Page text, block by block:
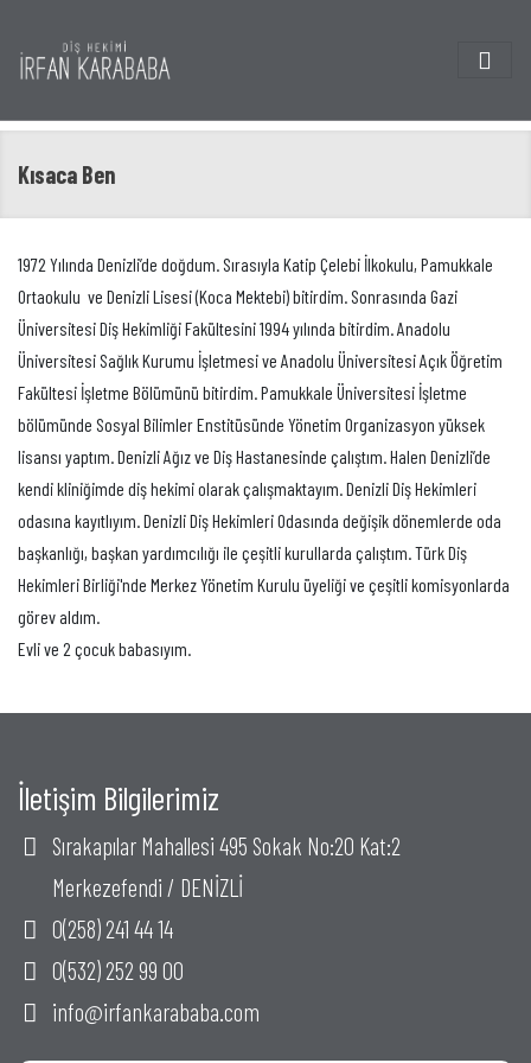
Kısaca Ben
1972 Yılında Denizli’de doğdum. Sırasıyla Katip Çelebi İlkokulu, Pamukkale
Ortaokulu ve Denizli Lisesi (Koca Mektebi) bitirdim. Sonrasında Gazi
Üniversitesi Diş Hekimliği Fakültesini 1994 yılında bitirdim. Anadolu
Üniversitesi Sağlık Kurumu İşletmesi ve Anadolu Üniversitesi Açık Öğretim
Fakültesi İşletme Bölümünü bitirdim. Pamukkale Üniversitesi İşletme
bölümünde Sosyal Bilimler Enstitüsünde Yönetim Organizasyon yüksek
lisansı yaptım. Denizli Ağız ve Diş Hastanesinde çalıştım. Halen Denizli’de
kendi kliniğimde diş hekimi olarak çalışmaktayım. Denizli Diş Hekimleri
odasına kayıtlıyım. Denizli Diş Hekimleri Odasında değişik dönemlerde oda
başkanlığı, başkan yardımcılığı ile çeşitli kurullarda çalıştım. Türk Diş
Hekimleri Birliği'nde Merkez Yönetim Kurulu üyeliği ve çeşitli komisyonlarda
görev aldım.
Evli ve 2 çocuk babasıyım.
İletişim Bilgilerimiz
Sırakapılar Mahallesi 495 Sokak No:20 Kat:2
Merkezefendi / DENİZLİ
0(258) 241 44 14
0(532) 252 99 00
info@irfankarababa.com